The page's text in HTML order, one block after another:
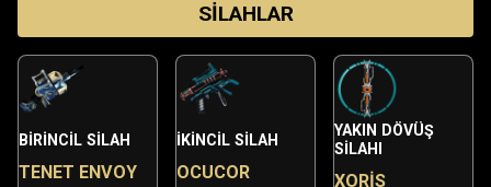
SILAHLAR
BIRINCIL SILAH
TENET ENVOY
İKINCIL SILAH
OCUCOR
YAKIN DÖVÜŞ
SILAHI
XORIS